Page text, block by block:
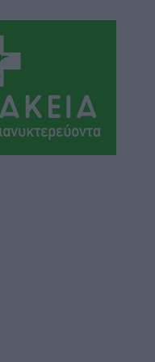
μπήκαν στα
Μεγάλο βήμα